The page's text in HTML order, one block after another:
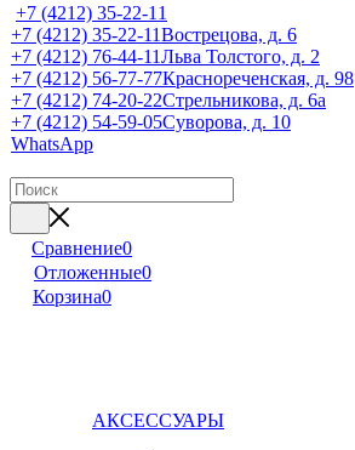
+7 (4212) 35-22-11
+7 (4212) 35-22-11Вострецова, д. 6
+7 (4212) 76-44-11Льва Толстого, д. 2
+7 (4212) 56-77-77Краснореченская, д. 98
+7 (4212) 74-20-22Стрельникова, д. 6а
+7 (4212) 54-59-05Суворова, д. 10
WhatsApp
Сравнение0
Отложенные0
Корзина0
АКСЕССУАРЫ